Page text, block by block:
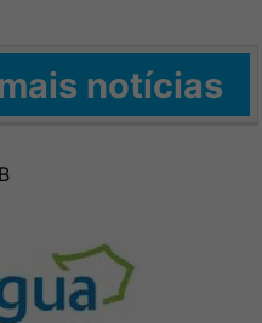
notícias